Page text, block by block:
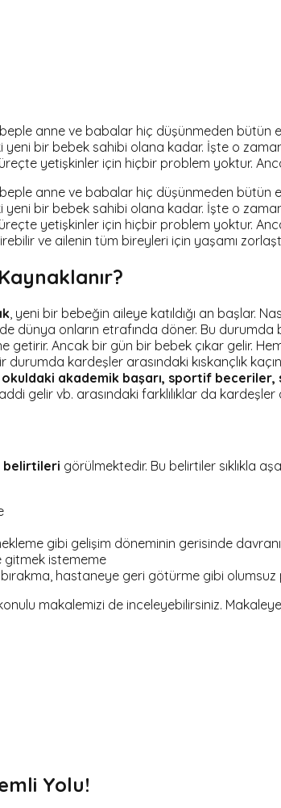
anne ve babalar hiç düşünmeden
yeni bir bebek sahibi olana kadar. İşte o
yetişkinler için hiçbir problem yoktur.
anne ve babalar hiç düşünmeden
yeni bir bebek sahibi olana kadar. İşte o
yetişkinler için hiçbir problem yoktur.
ve ailenin tüm bireyleri için yaşamı
, yeni bir bebeğin aileye katıldığı an başlar.
dünya onların etrafında döner. Bu
Ancak bir gün bir bebek çıkar gelir.
kardeşler arasındaki kıskançlık
okuldaki akademik başarı, sportif beceriler,
gelir vb. arasındaki farklılıklar da kardeşler
belirtileri görülmektedir. Bu belirtiler sıklıkla
gibi gelişim döneminin gerisinde
gitmek istememe
bırakma, hastaneye geri götürme gibi
makalemizi de inceleyebilirsiniz.
Yolu!